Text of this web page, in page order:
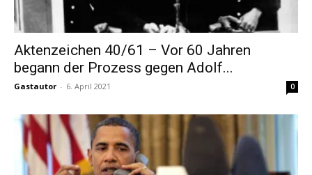
Aktenzeichen 40/61 – Vor 60 Jahren
begann der Prozess gegen Adolf...
Gastautor - 6. April 2021 0